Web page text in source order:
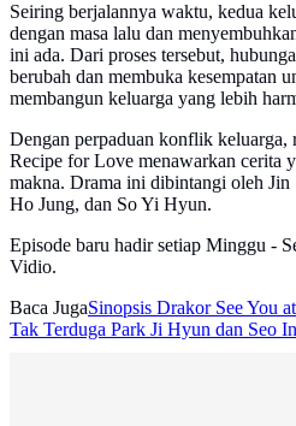
Seiring berjalannya waktu, kedua
dengan masa lalu dan
ini ada. Dari proses tersebut,
berubah dan membuka kesempatan
membangun keluarga yang lebih
Dengan perpaduan konflik keluarga,
Recipe for Love menawarkan cerita
makna. Drama ini dibintangi oleh
Ho Jung, dan So Yi Hyun.
Episode baru hadir setiap Minggu -
Vidio.
Baca JugaSinopsis Drakor See You
Tak Terduga Park Ji Hyun dan Seo